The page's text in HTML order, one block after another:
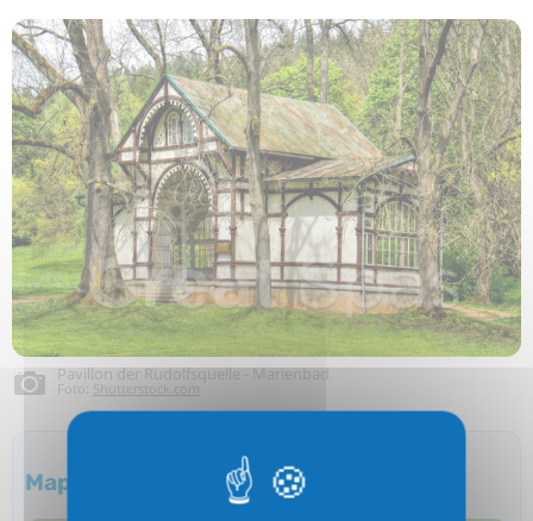
Pavillon der Rudolfsquelle - Marienbad
Foto: Shutterstock.com
Mappe